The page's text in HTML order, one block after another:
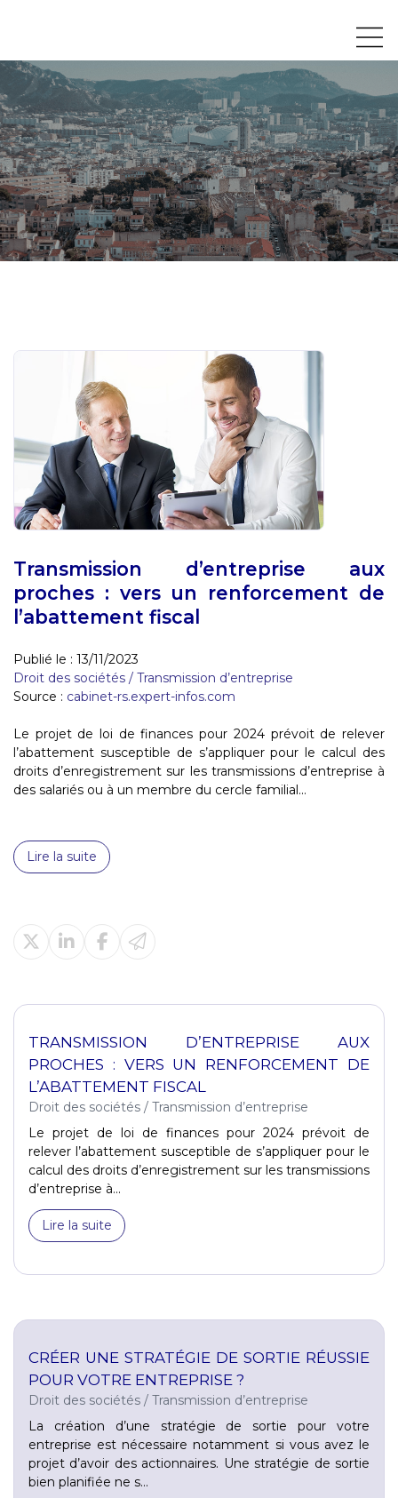
Transmission d’entreprise aux
proches : vers un renforcement de
l’abattement fiscal
Publié le : 13/11/2023
Droit des sociétés / Transmission d’entreprise
Source : cabinet-rs.expert-infos.com
Le projet de loi de finances pour 2024 prévoit de relever
l’abattement susceptible de s’appliquer pour le calcul des
droits d’enregistrement sur les transmissions d’entreprise à
des salariés ou à un membre du cercle familial...
Lire la suite
TRANSMISSION D’ENTREPRISE AUX
PROCHES : VERS UN RENFORCEMENT DE
L’ABATTEMENT FISCAL
Droit des sociétés / Transmission d’entreprise
Le projet de loi de finances pour 2024 prévoit de
relever l’abattement susceptible de s’appliquer pour le
calcul des droits d’enregistrement sur les transmissions
d’entreprise à...
Lire la suite
CRÉER UNE STRATÉGIE DE SORTIE RÉUSSIE
POUR VOTRE ENTREPRISE ?
Droit des sociétés / Transmission d’entreprise
La création d’une stratégie de sortie pour votre
entreprise est nécessaire notamment si vous avez le
projet d’avoir des actionnaires. Une stratégie de sortie
bien planifiée ne s...